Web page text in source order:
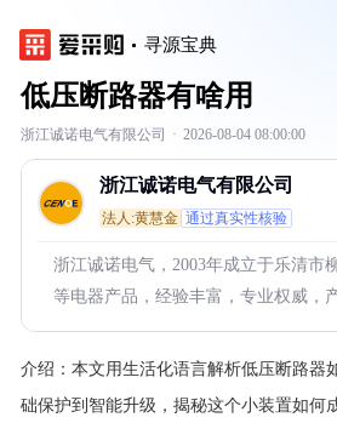
寻源宝典
低压断路器有啥用
浙江诚诺电气有限公司 · 2026-08-04 08:00:00
浙江诚诺电气有限公司
法人:黄慧金 通过真实性核验
浙江诚诺电气，2003年成立于乐清市
等电器产品，经验丰富，专业权威，
介绍： 本文用生活化语言解析低压断路器
础保护到智能升级，揭秘这个小装置如何